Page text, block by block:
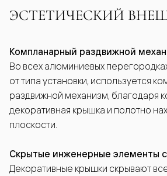
ЭСТЕТИЧЕСКИЙ
Компланарный раздвижной
Во всех алюминиевых
от типа установки, используется
раздвижной механизм, благодаря
декоративная крышка и полотно
плоскости.
Скрытые инженерные элементы
Декоративные крышки скрывают